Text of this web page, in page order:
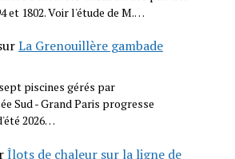
et 1802. Voir l'étude de M.…
La Grenouillère gambade
piscines gérés par
Sud - Grand Paris progresse
2026…
Îlots de chaleur sur la ligne de